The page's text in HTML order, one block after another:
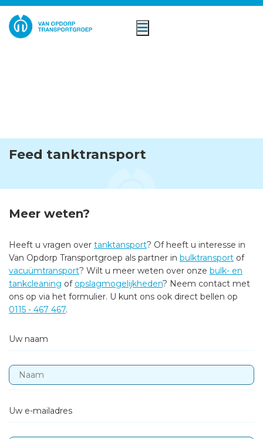
Feed tanktransport
Meer weten?
Heeft u vragen over tanktansport? Of heeft u interesse in
Van Opdorp Transportgroep als partner in bulktransport of
vacuümtransport? Wilt u meer weten over onze bulk- en
tankcleaning of opslagmogelijkheden? Neem contact met
ons op via het formulier. U kunt ons ook direct bellen op
0115 - 467 467.
Uw naam
Uw e-mailadres